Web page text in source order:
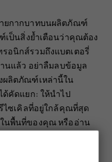
ยกากบาทบนผลิตภัณฑ์
เป็นสิ่งย้ำเตือนว่าคุณต้อง
อนิกส์รวมถึงแบตเตอรี่
นแล้ว อย่าลืมลบข้อมูล
ผลิตภัณฑ์เหล่านี้ใน
ด้คัดแยก: ให้นำไป
ไซเคิลที่อยู่ใกล้คุณที่สุด
นพื้นที่ของคุณ หรืออ่าน